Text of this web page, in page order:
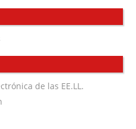
de las EE.LL.